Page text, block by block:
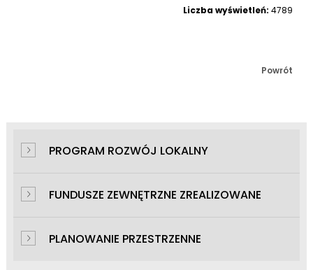
Liczba wyświetleń: 4789
Powrót
PROGRAM ROZWÓJ LOKALNY
FUNDUSZE ZEWNĘTRZNE ZREALIZOWANE
PLANOWANIE PRZESTRZENNE